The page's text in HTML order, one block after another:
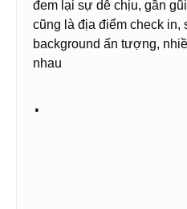
đem lại sự dễ chịu, gần
cũng là địa điểm check
background ấn tượng,
nhau
.